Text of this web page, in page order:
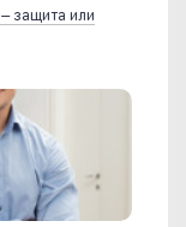
защита или